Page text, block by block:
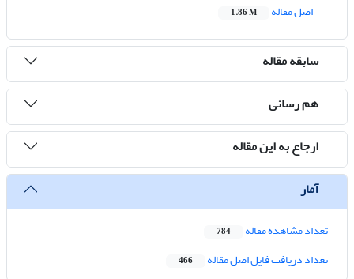
اصل مقاله
1.86 M
سابقه مقاله
هم رسانی
ارجاع به این مقاله
آمار
تعداد مشاهده مقاله 784
تعداد دریافت فایل اصل مقاله 466